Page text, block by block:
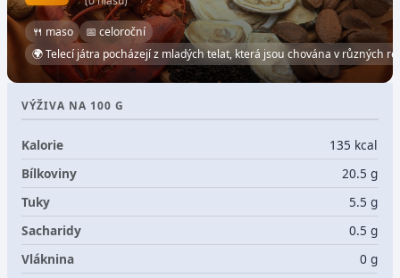
🍴 maso
📅 celoroční
🌍 Telecí játra pocházejí z mladých telat, která jsou chována v různých
VÝŽIVA NA 100 G
Kalorie
135 kcal
Bílkoviny
20.5 g
Tuky
5.5 g
Sacharidy
0.5 g
Vláknina
0 g